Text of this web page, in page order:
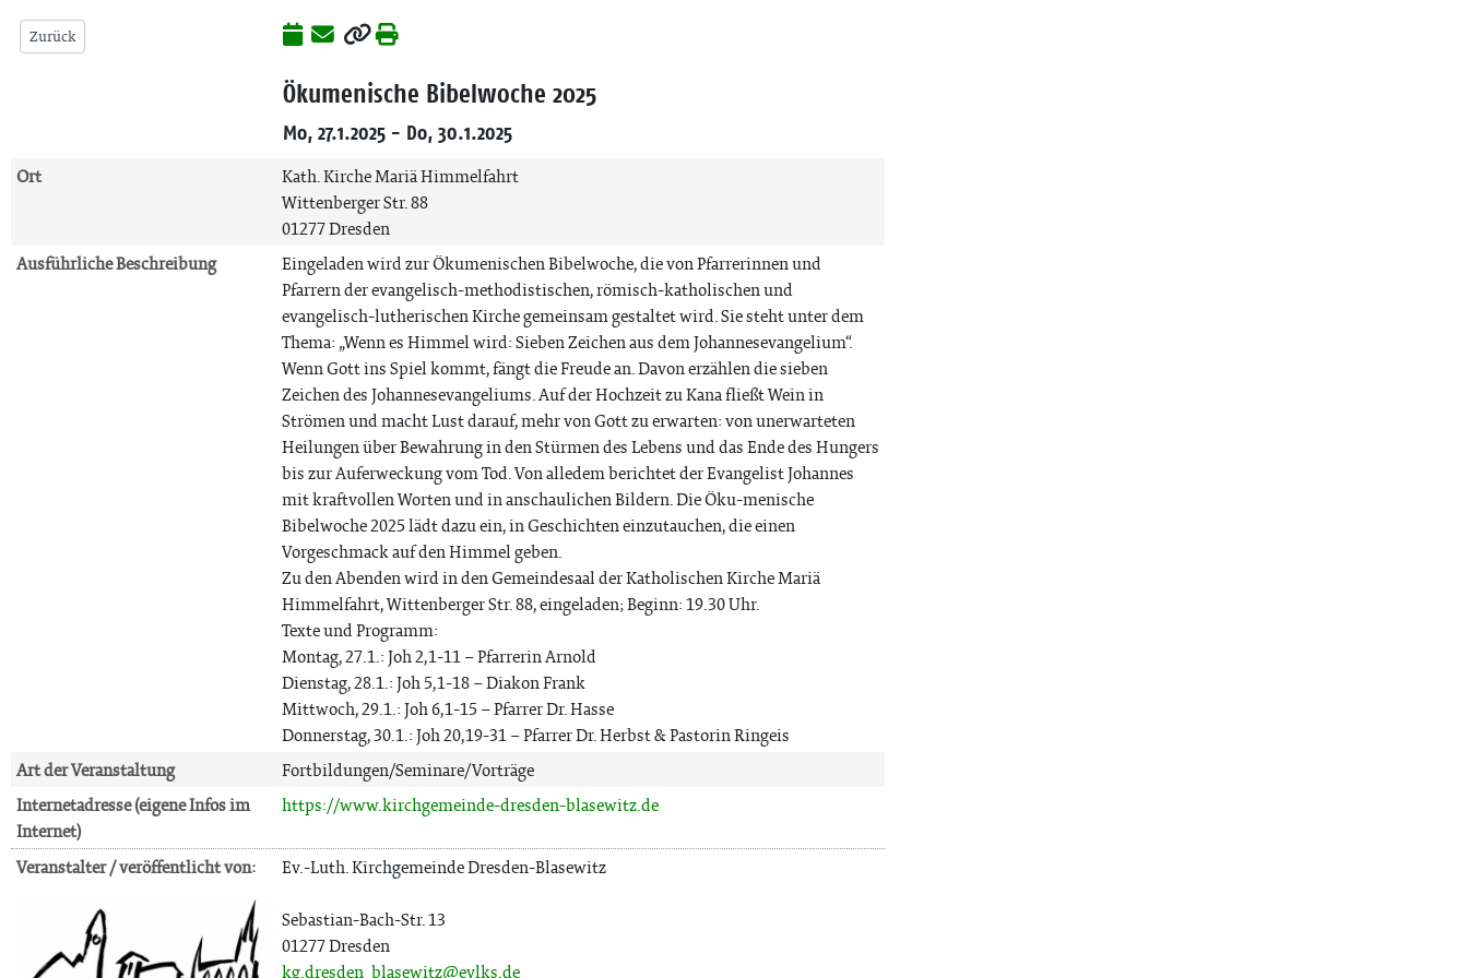
Zurück
Ökumenische Bibelwoche 2025
Mo, 27.1.2025 - Do, 30.1.2025
Ort
Kath. Kirche Mariä Himmelfahrt
Wittenberger Str. 88
01277 Dresden
Ausführliche Beschreibung
Eingeladen wird zur Ökumenischen Bibelwoche, die von Pfarrerinnen und
Pfarrern der evangelisch-methodistischen, römisch-katholischen und
evangelisch-lutherischen Kirche gemeinsam gestaltet wird. Sie steht unter dem
Thema: „Wenn es Himmel wird: Sieben Zeichen aus dem Johannesevangelium“.
Wenn Gott ins Spiel kommt, fängt die Freude an. Davon erzählen die sieben
Zeichen des Johannesevangeliums. Auf der Hochzeit zu Kana fließt Wein in
Strömen und macht Lust darauf, mehr von Gott zu erwarten: von unerwarteten
Heilungen über Bewahrung in den Stürmen des Lebens und das Ende des Hungers
bis zur Auferweckung vom Tod. Von alledem berichtet der Evangelist Johannes
mit kraftvollen Worten und in anschaulichen Bildern. Die Öku-menische
Bibelwoche 2025 lädt dazu ein, in Geschichten einzutauchen, die einen
Vorgeschmack auf den Himmel geben.
Zu den Abenden wird in den Gemeindesaal der Katholischen Kirche Mariä
Himmelfahrt, Wittenberger Str. 88, eingeladen; Beginn: 19.30 Uhr.
Texte und Programm:
Montag, 27.1.: Joh 2,1-11 – Pfarrerin Arnold
Dienstag, 28.1.: Joh 5,1-18 – Diakon Frank
Mittwoch, 29.1.: Joh 6,1-15 – Pfarrer Dr. Hasse
Donnerstag, 30.1.: Joh 20,19-31 – Pfarrer Dr. Herbst & Pastorin Ringeis
Art der Veranstaltung
Fortbildungen/Seminare/Vorträge
Internetadresse (eigene Infos im
Internet)
https://www.kirchgemeinde-dresden-blasewitz.de
Veranstalter / veröffentlicht von: Ev.-Luth. Kirchgemeinde Dresden-Blasewitz
Sebastian-Bach-Str. 13
01277 Dresden
kg.dresden_blasewitz@evlks.de